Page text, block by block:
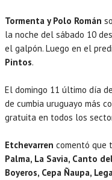
Tormenta y Polo Román
la noche del sábado 10
el galpón. Luego en el
Pintos.
El domingo 11 último día
de cumbia uruguayo más
gratuita en todos los
Etchevarren comentó que
Palma, La Savia, Canto
Boyeros, Cepa Ñaupa,